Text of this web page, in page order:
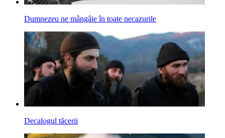
Dumnezeu ne mângâie în toate necazurile
Decalogul tăcerii